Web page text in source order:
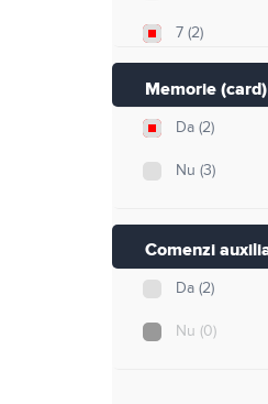
7 (2)
Memorie (card)
Da (2)
Nu (3)
Comenzi
Da (2)
Nu (0)